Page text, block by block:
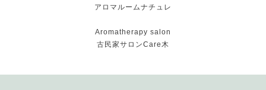
アロマルームナチュレ
Aromatherapy salon
古民家サロンCare木